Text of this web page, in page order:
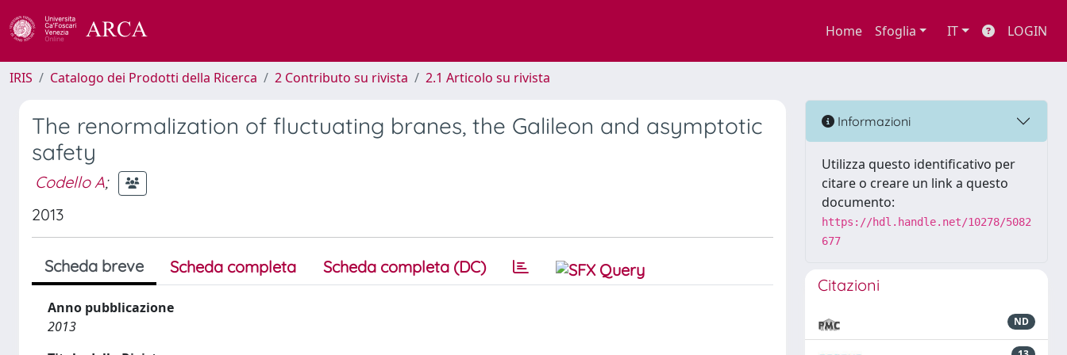
Home Sfoglia IT LOGIN
IRIS Catalogo dei Prodotti della Ricerca 2 Contributo su rivista 2.1 Articolo su rivista
The renormalization of fluctuating branes, the Galileon and asymptotic
safety
Codello A;
2013
Scheda breve Scheda completa Scheda completa (DC)
Anno pubblicazione
2013
Informazioni
Utilizza questo identificativo per
citare o creare un link a questo
documento:
https://hdl.handle.net/10278/5082
677
Citazioni
ND